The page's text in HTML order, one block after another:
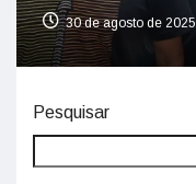
30 de agosto de 2025
Pesquisar